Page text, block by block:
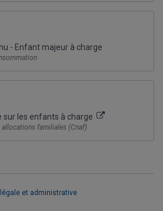
- Enfant majeur à charge
sur les enfants à charge
allocations familiales (Cnaf)
et administrative